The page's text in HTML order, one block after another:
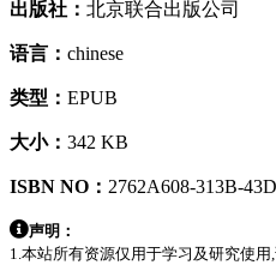
出版社： 北京联合出版公司
语言： chinese
类型： EPUB
大小： 342 KB
ISBN NO： 2762A608-313B-
声明：
1.本站所有资源仅用于学习及研究使